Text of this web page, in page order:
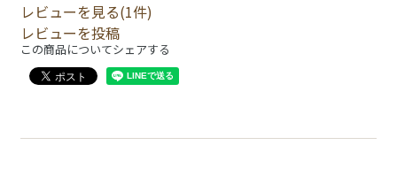
レビューを見る(1件)
レビューを投稿
この商品についてシェアする